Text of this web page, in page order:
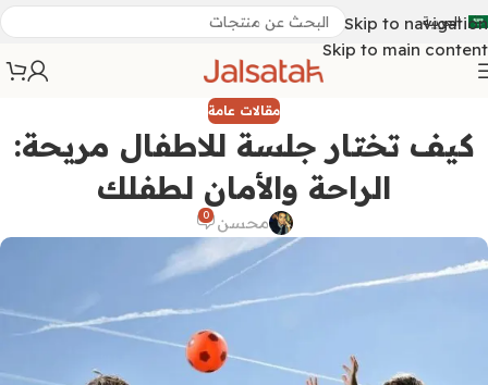
Skip to navigation
Skip to main content
العربية
مقالات عامة
كيف تختار جلسة للاطفال مريحة:
الراحة والأمان لطفلك
محسن 0